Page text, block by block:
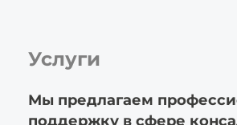
Услуги
Мы предлагаем
поддержку в сфере